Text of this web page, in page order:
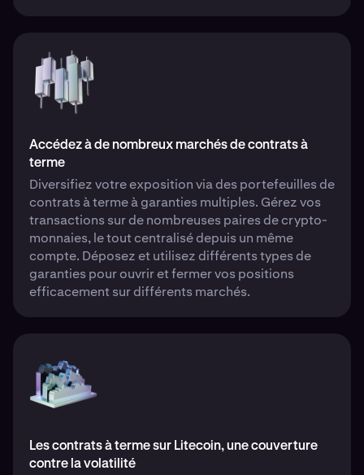
Accédez à de nombreux marchés de contrats à
terme
Diversifiez votre exposition via des portefeuilles de
contrats à terme à garanties multiples. Gérez vos
transactions sur de nombreuses paires de crypto-
monnaies, le tout centralisé depuis un même
compte. Déposez et utilisez différents types de
garanties pour ouvrir et fermer vos positions
efficacement sur différents marchés.
Les contrats à terme sur Litecoin, une couverture
contre la volatilité